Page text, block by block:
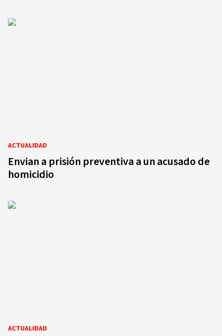
ACTUALIDAD
Envian a prisión preventiva a un acusado de
homicidio
ACTUALIDAD